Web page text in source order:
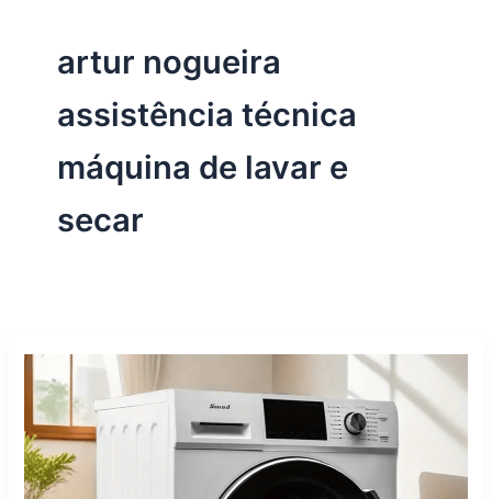
artur nogueira
assistência técnica
máquina de lavar e
secar